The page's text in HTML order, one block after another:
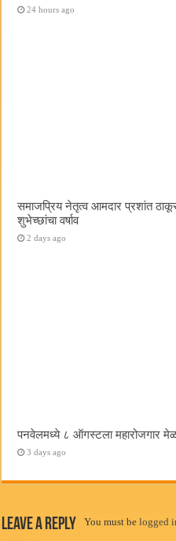
24 hours ago
समाजप्रिय नेतृत्व आमदार प्रशांत ठाकूर
शुभेच्छांचा वर्षाव
2 days ago
पनवेलमध्ये ८ ऑगस्टला महारोजगार
3 days ago
Leave a Reply You must belogged